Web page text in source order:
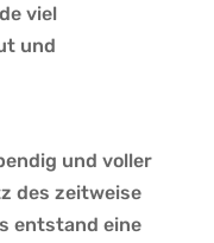
viel
und
und voller
des zeitweise
entstand eine